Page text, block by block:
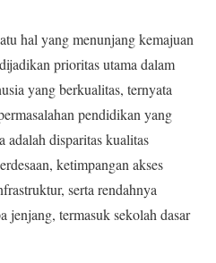
hal yang menunjang kemajuan
prioritas utama dalam
yang berkualitas, ternyata
pendidikan yang
adalah disparitas kualitas
ketimpangan akses
serta rendahnya
jenjang, termasuk sekolah dasar